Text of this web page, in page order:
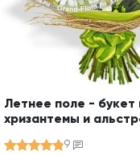
Летнее поле - букет
хризантемы и
9